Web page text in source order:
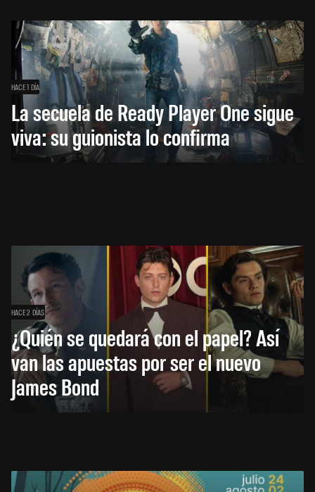
HACE 1 DÍA
La secuela de Ready Player One sigue
viva: su guionista lo confirma
HACE 2 DÍAS
¿Quién se quedará con el papel? Así
van las apuestas por ser el nuevo
James Bond